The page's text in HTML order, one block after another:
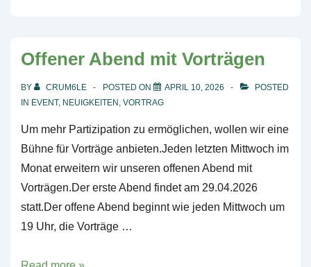
Offener Abend mit Vorträgen
BY CRUM6LE POSTED ON APRIL 10, 2026
POSTED
IN EVENT, NEUIGKEITEN , VORTRAG
Um mehr Partizipation zu ermöglichen, wollen wir eine
Bühne für Vorträge anbieten.Jeden letzten Mittwoch im
Monat erweitern wir unseren offenen Abend mit
Vorträgen.Der erste Abend findet am 29.04.2026
statt.Der offene Abend beginnt wie jeden Mittwoch um
19 Uhr, die Vorträge …